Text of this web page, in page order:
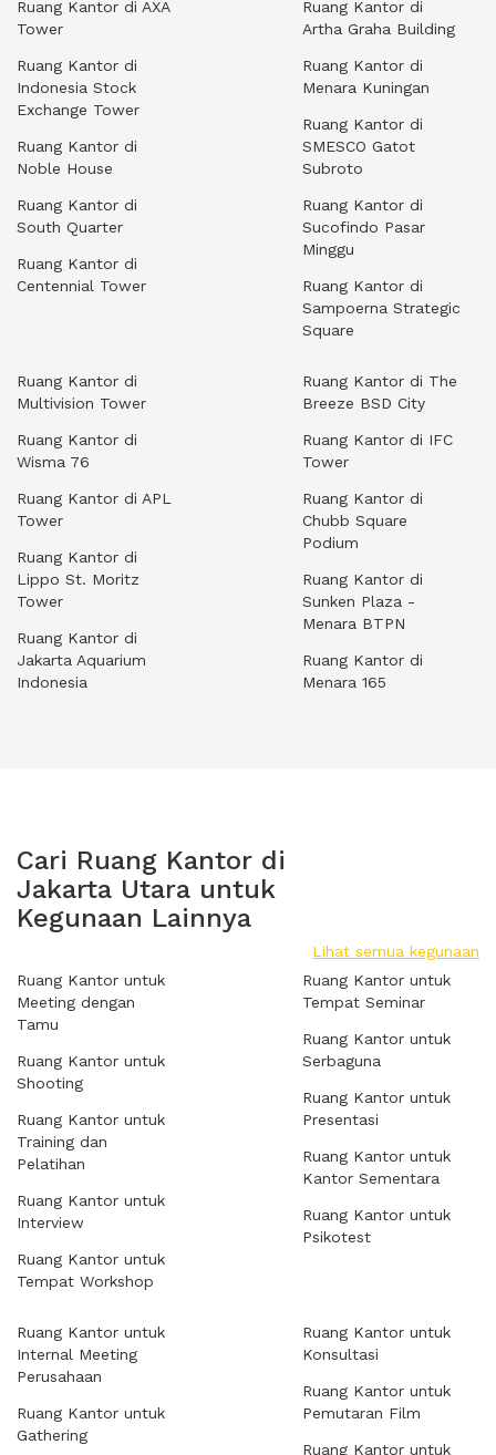
Ruang Kantor di AXA
Tower
Ruang Kantor di
Indonesia Stock
Exchange Tower
Ruang Kantor di
Noble House
Ruang Kantor di
South Quarter
Ruang Kantor di
Centennial Tower
Ruang Kantor di
Artha Graha Building
Ruang Kantor di
Menara Kuningan
Ruang Kantor di
SMESCO Gatot
Subroto
Ruang Kantor di
Sucofindo Pasar
Minggu
Ruang Kantor di
Sampoerna Strategic
Square
Ruang Kantor di
Multivision Tower
Ruang Kantor di
Wisma 76
Ruang Kantor di APL
Tower
Ruang Kantor di
Lippo St. Moritz
Tower
Ruang Kantor di
Jakarta Aquarium
Indonesia
Ruang Kantor di The
Breeze BSD City
Ruang Kantor di IFC
Tower
Ruang Kantor di
Chubb Square
Podium
Ruang Kantor di
Sunken Plaza -
Menara BTPN
Ruang Kantor di
Menara 165
Cari Ruang Kantor di
Jakarta Utara untuk
Kegunaan Lainnya
Lihat semua kegunaan
Ruang Kantor untuk
Meeting dengan
Tamu
Ruang Kantor untuk
Shooting
Ruang Kantor untuk
Training dan
Pelatihan
Ruang Kantor untuk
Interview
Ruang Kantor untuk
Tempat Workshop
Ruang Kantor untuk
Tempat Seminar
Ruang Kantor untuk
Serbaguna
Ruang Kantor untuk
Presentasi
Ruang Kantor untuk
Kantor Sementara
Ruang Kantor untuk
Psikotest
Ruang Kantor untuk
Internal Meeting
Perusahaan
Ruang Kantor untuk
Gathering
Ruang Kantor untuk
Konsultasi
Ruang Kantor untuk
Pemutaran Film
Ruang Kantor untuk